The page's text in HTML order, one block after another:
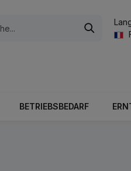
BETRIEBSBEDARF